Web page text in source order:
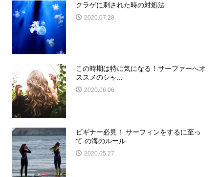
クラゲに刺された時の対処法
2020.07.28
この時期は特に気になる！サーファーへオ
ススメのシャ...
2020.06.06
ビギナー必見！ サーフィンをするに至っ
て の海のルール
2020.05.27